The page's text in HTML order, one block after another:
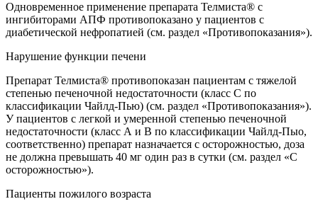
Одновременное применение препарата Телмиста® с
ингибиторами АПФ противопоказано у пациентов с
диабетической нефропатией (см. раздел «Противопоказания»).
Нарушение функции печени
Препарат Телмиста® противопоказан пациентам с тяжелой
степенью печеночной недостаточности (класс С по
классификации Чайлд-Пью) (см. раздел «Противопоказания»).
У пациентов с легкой и умеренной степенью печеночной
недостаточности (класс А и В по классификации Чайлд-Пыо,
соответственно) препарат назначается с осторожностью, доза
не должна превышать 40 мг один раз в сутки (см. раздел «С
осторожностью»).
Пациенты пожилого возраста